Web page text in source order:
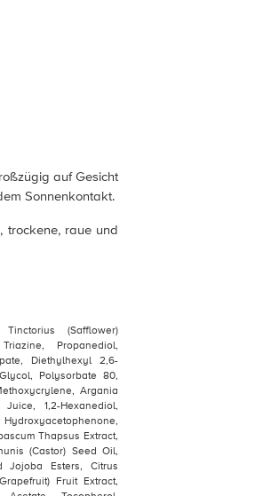
auf Gesicht
Sonnenkontakt.
trockene, raue und
(Safflower)
Propanediol,
Diethylhexyl 2,6-
Polysorbate 80,
Argania
1,2-Hexanediol,
Thapsus Extract,
(Castor) Seed Oil,
Jojoba Esters, Citrus
Fruit Extract,